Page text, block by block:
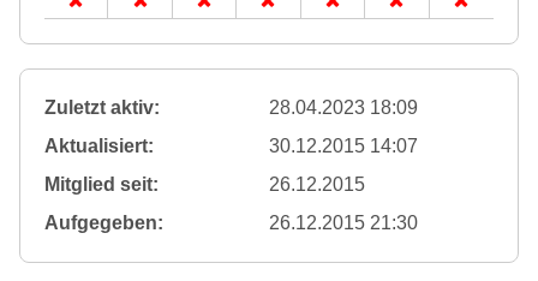
Zuletzt aktiv:
28.04.2023 18:09
Aktualisiert:
30.12.2015 14:07
Mitglied seit:
26.12.2015
Aufgegeben:
26.12.2015 21:30